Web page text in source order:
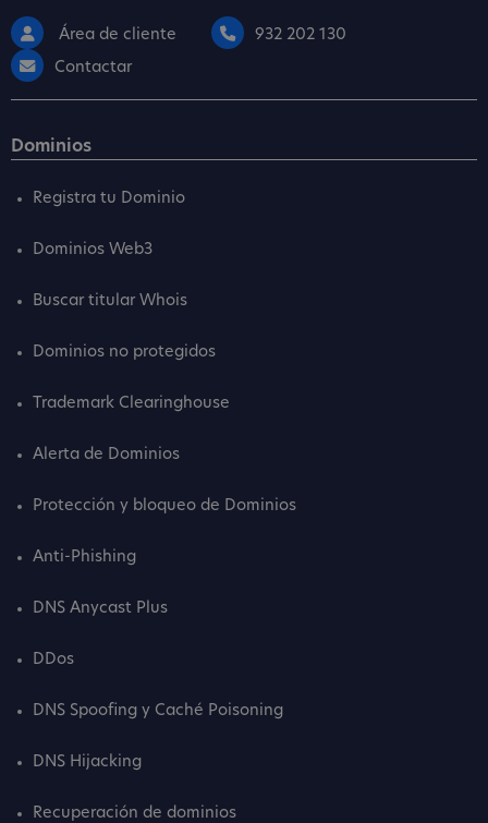
Área de cliente
932 202 130
Contactar
Dominios
Registra tu Dominio
Dominios Web3
Buscar titular Whois
Dominios no protegidos
Trademark Clearinghouse
Alerta de Dominios
Protección y bloqueo de Dominios
Anti-Phishing
DNS Anycast Plus
DDos
DNS Spoofing y Caché Poisoning
DNS Hijacking
Recuperación de dominios